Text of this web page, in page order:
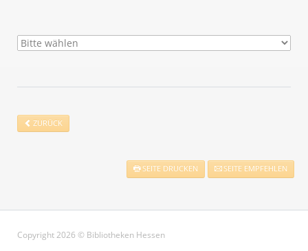
ZURÜCK
SEITE DRUCKEN SEITE EMPFEHLEN
Copyright 2026 © Bibliotheken Hessen